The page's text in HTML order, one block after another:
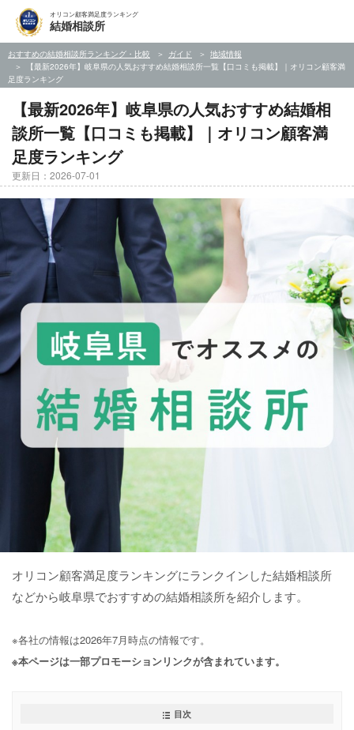
オリコン顧客満足度ランキング
結婚相談所
おすすめの結婚相談所ランキング・比較 ガイド
地域情報
【最新2026年】岐阜県の人気おすすめ結婚相談所一覧【口コミも掲載】｜オリコン顧客満
足度ランキング
【最新2026年】岐阜県の人気おすすめ結婚相
談所一覧【口コミも掲載】｜オリコン顧客満
足度ランキング
更新日：2026-07-01
オリコン顧客満足度ランキングにランクインした結婚相談所
などから岐阜県でおすすめの結婚相談所を紹介します。
※各社の情報は2026年7月時点の情報です。
※本ページは一部プロモーションリンクが含まれています。
目次